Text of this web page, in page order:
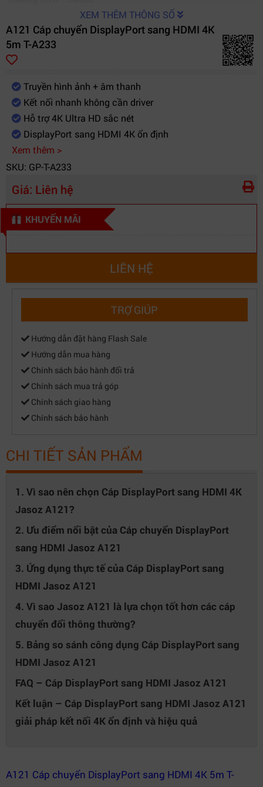
XEM THÊM THÔNG SỐ
A121 Cáp chuyển DisplayPort sang HDMI 4K
5m T-A233
Truyền hình ảnh + âm thanh
Kết nối nhanh không cần driver
Hỗ trợ 4K Ultra HD sắc nét
DisplayPort sang HDMI 4K ổn định
Xem thêm >
SKU: GP-T-A233
Giá: Liên hệ
KHUYẾN MÃI
LIÊN HỆ
TRỢ GIÚP
Hướng dẫn đặt hàng Flash Sale
Hướng dẫn mua hàng
Chính sách bảo hành đổi trả
Chính sách mua trả góp
Chính sách giao hàng
Chính sách bảo hành
CHI TIẾT SẢN PHẨM
1. Vì sao nên chọn Cáp DisplayPort sang HDMI 4K
Jasoz A121?
2. Ưu điểm nổi bật của Cáp chuyển DisplayPort
sang HDMI Jasoz A121
3. Ứng dụng thực tế của Cáp DisplayPort sang
HDMI Jasoz A121
4. Vì sao Jasoz A121 là lựa chọn tốt hơn các cáp
chuyển đổi thông thường?
5. Bảng so sánh công dụng Cáp DisplayPort sang
HDMI Jasoz A121
FAQ – Cáp DisplayPort sang HDMI Jasoz A121
Kết luận – Cáp DisplayPort sang HDMI Jasoz A121
giải pháp kết nối 4K ổn định và hiệu quả
A121 Cáp chuyển DisplayPort sang HDMI 4K 5m T-